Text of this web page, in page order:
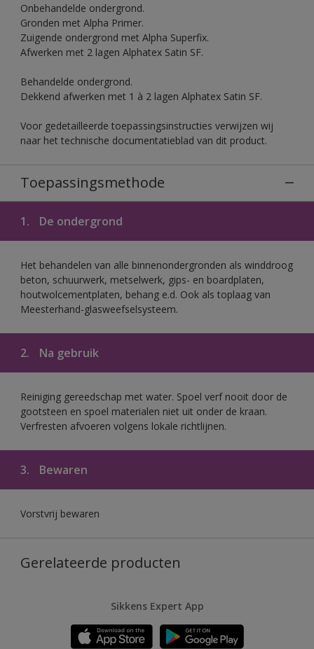
Onbehandelde ondergrond.
Gronden met Alpha Primer.
Zuigende ondergrond met Alpha Superfix.
Afwerken met 2 lagen Alphatex Satin SF.
Behandelde ondergrond.
Dekkend afwerken met 1 à 2 lagen Alphatex Satin SF.
Voor gedetailleerde toepassingsinstructies verwijzen wij
naar het technische documentatieblad van dit product.
Toepassingsmethode
1. De ondergrond
Het behandelen van alle binnenondergronden als winddroog
beton, schuurwerk, metselwerk, gips- en boardplaten,
houtwolcementplaten, behang e.d. Ook als toplaag van
Meesterhand-glasweefselsysteem.
2. Na gebruik
Reiniging gereedschap met water. Spoel verf nooit door de
gootsteen en spoel materialen niet uit onder de kraan.
Verfresten afvoeren volgens lokale richtlijnen.
3. Bewaren
Vorstvrij bewaren
Gerelateerde producten
Sikkens Expert App